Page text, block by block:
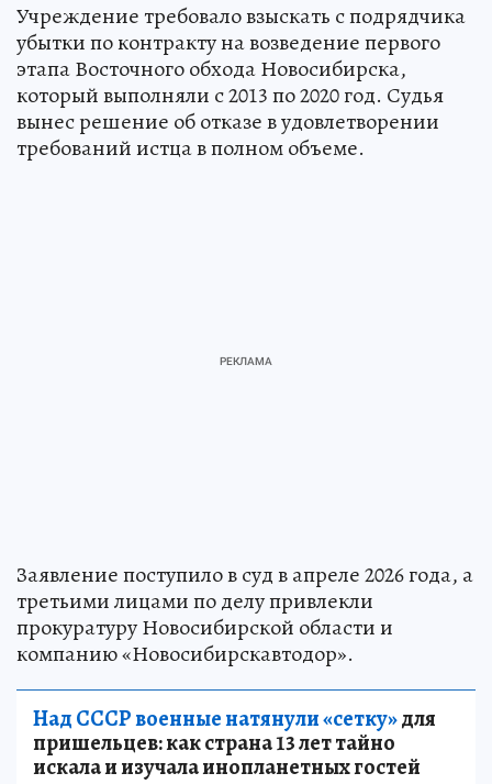
Учреждение требовало взыскать с подрядчика
убытки по контракту на возведение первого
этапа Восточного обхода Новосибирска,
который выполняли с 2013 по 2020 год. Судья
вынес решение об отказе в удовлетворении
требований истца в полном объеме.
Заявление поступило в суд в апреле 2026 года, а
третьими лицами по делу привлекли
прокуратуру Новосибирской области и
компанию «Новосибирскавтодор».
Над СССР военные натянули «сетку»для
пришельцев: как страна 13 лет тайно
искала и изучала инопланетных гостей